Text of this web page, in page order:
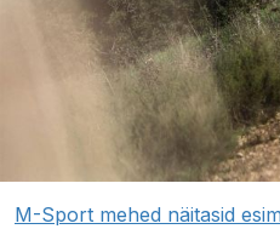
M-Sport mehed näitasid